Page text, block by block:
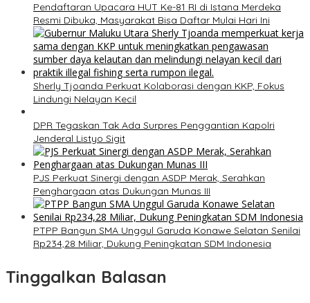
Pendaftaran Upacara HUT Ke-81 RI di Istana Merdeka
Resmi Dibuka, Masyarakat Bisa Daftar Mulai Hari Ini
Sherly Tjoanda Perkuat Kolaborasi dengan KKP, Fokus
Lindungi Nelayan Kecil
DPR Tegaskan Tak Ada Surpres Penggantian Kapolri
Jenderal Listyo Sigit
PJS Perkuat Sinergi dengan ASDP Merak, Serahkan
Penghargaan atas Dukungan Munas III
PTPP Bangun SMA Unggul Garuda Konawe Selatan Senilai
Rp234,28 Miliar, Dukung Peningkatan SDM Indonesia
Tinggalkan Balasan